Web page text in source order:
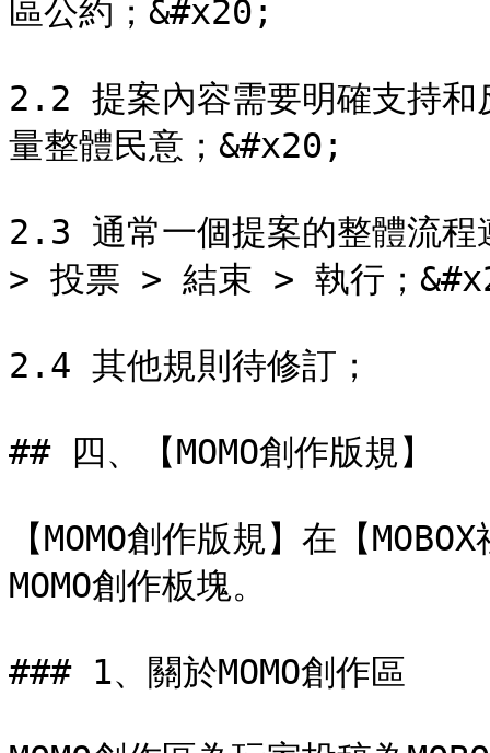
區公約；&#x20;
2.2 提案內容需要明確支持和
量整體民意；&#x20;
2.3 通常一個提案的整體流
> 投票 > 結束 > 執行；
2.4 其他規則待修訂；
## 四、【MOMO創作版規】
【MOMO創作版規】在【
MOMO創作板塊。
### 1、關於MOMO創作區